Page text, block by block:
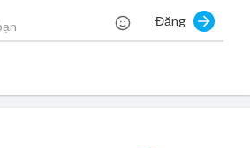
Đăng